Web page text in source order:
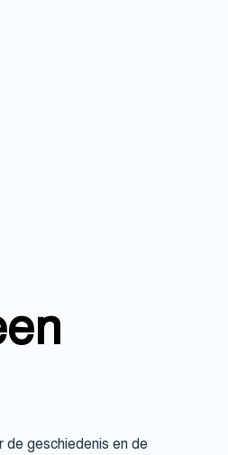
geschiedenis en de